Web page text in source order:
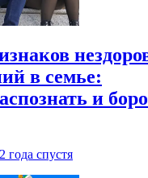
в семье:
и
2 года спустя